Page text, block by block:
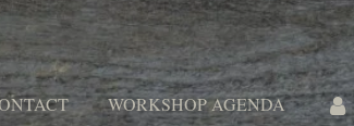
WORKSHOP AGENDA